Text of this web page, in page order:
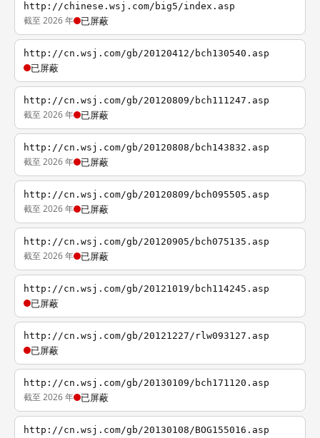
http://chinese.wsj.com/big5/index.asp
截至 2026 年 已屏蔽
http://cn.wsj.com/gb/20120412/bch130540.asp
已屏蔽
http://cn.wsj.com/gb/20120809/bch111247.asp
截至 2026 年 已屏蔽
http://cn.wsj.com/gb/20120808/bch143832.asp
截至 2026 年 已屏蔽
http://cn.wsj.com/gb/20120809/bch095505.asp
截至 2026 年 已屏蔽
http://cn.wsj.com/gb/20120905/bch075135.asp
截至 2026 年 已屏蔽
http://cn.wsj.com/gb/20121019/bch114245.asp
已屏蔽
http://cn.wsj.com/gb/20121227/rlw093127.asp
已屏蔽
http://cn.wsj.com/gb/20130109/bch171120.asp
截至 2026 年 已屏蔽
http://cn.wsj.com/gb/20130108/BOG155016.asp